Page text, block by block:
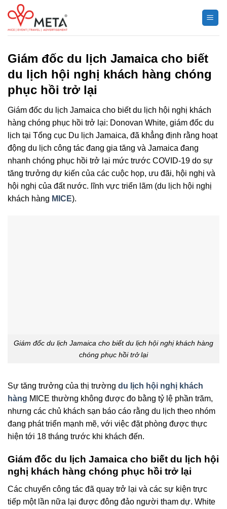
Chuyển
đến
nội
Giám đốc du lịch Jamaica cho biết
du lịch hội nghị khách hàng chóng
phục hồi trở lại
Giám đốc du lịch Jamaica cho biết du lịch hội nghị khách
hàng chóng phục hồi trở lại: Donovan White, giám đốc du
lịch tại Tổng cục Du lịch Jamaica, đã khẳng định rằng hoạt
động du lịch công tác đang gia tăng và Jamaica đang
nhanh chóng phục hồi trở lại mức trước COVID-19 do sự
tăng trưởng dự kiến của các cuộc họp, ưu đãi, hội nghị và
hội nghị của đất nước. lĩnh vực triển lãm (du lịch hội nghị
khách hàng MICE).
Giám đốc du lịch Jamaica cho biết du lịch hội nghị khách hàng
chóng phục hồi trở lại
Sự tăng trưởng của thị trường du lịch hội nghị khách
hàng MICE thường không được đo bằng tỷ lệ phần trăm,
nhưng các chủ khách sạn báo cáo rằng du lịch theo nhóm
đang phát triển mạnh mẽ, với việc đặt phòng được thực
hiện tới 18 tháng trước khi khách đến.
Giám đốc du lịch Jamaica cho biết du lịch hội
nghị khách hàng chóng phục hồi trở lại
Các chuyến công tác đã quay trở lại và các sự kiện trực
tiếp một lần nữa lại được đông đảo người tham dự. White